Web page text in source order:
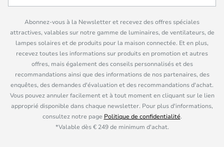
Abonnez-vous à la Newsletter et recevez des offres spéciales
attractives, valables sur notre gamme de luminaires, de ventilateurs, de
lampes solaires et de produits pour la maison connectée. Et en plus,
recevez toutes les informations sur produits en promotion et autres
offres, mais également des conseils personnalisés et des
recommandations ainsi que des informations de nos partenaires, des
enquêtes, des demandes d'évaluation et des recommandations d'achat.
Vous pouvez annuler facilement et à tout moment en cliquant sur le lien
approprié disponible dans chaque newsletter. Pour plus d'informations,
consultez notre page Politique de confidentialité.
*Valable dès € 249 de minimum d'achat.